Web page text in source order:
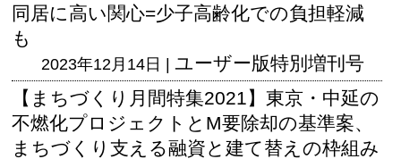
同居に高い関心=少子高齢化での負担軽減
も
2023年12月14日 | ユーザー版特別増刊号
【まちづくり月間特集2021】東京・中延の
不燃化プロジェクトとM要除却の基準案、
まちづくり支える融資と建て替えの枠組み